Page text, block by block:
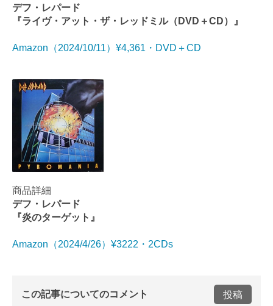
デフ・レパード
『ライヴ・アット・ザ・レッドミル（DVD＋CD）』
Amazon（2024/10/11）¥4,361・DVD＋CD
商品詳細
デフ・レパード
『炎のターゲット』
Amazon（2024/4/26）¥3222・2CDs
この記事についてのコメント 投稿